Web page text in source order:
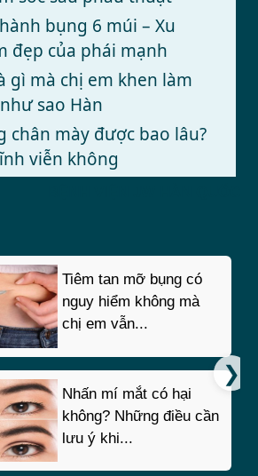
bụng 6 múi – Xu
đẹp của phái mạnh
gì mà chị em khen làm
sao Hàn
chân mày được bao lâu?
viễn không
Tiêm tan mỡ bụng có
nguy hiểm không mà
chị em vẫn...
Nhấn mí mắt có hại
không? Những điều cần
lưu ý khi...